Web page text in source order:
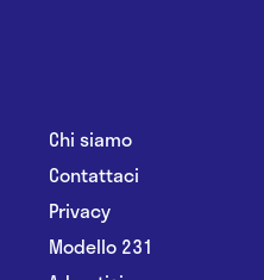
Chi siamo
Contattaci
Privacy
Modello 231